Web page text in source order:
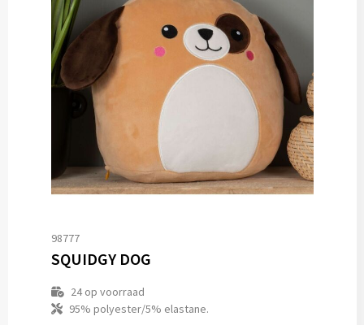
98777
SQUIDGY DOG
24op voorraad
95% polyester/5% elastane.